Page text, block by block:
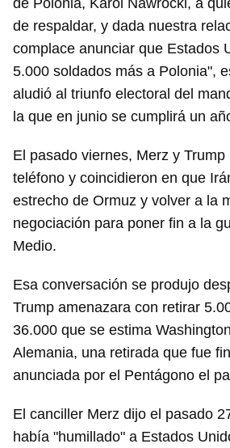
Guardar como favorito
Para poder guardar como favorito,
INICIAR SESIÓN
de Polonia, Karol Nawrocki, a
de respaldar, y dada nuestra
complace anunciar que Estados
5.000 soldados más a Polonia",
aludió al triunfo electoral del
la que en junio se cumplirá un
El pasado viernes, Merz y
teléfono y coincidieron en que
estrecho de Ormuz y volver a la
negociación para poner fin a la
Medio.
Esa conversación se produjo
Trump amenazara con retirar
36.000 que se estima
Alemania, una retirada que fue
anunciada por el Pentágono el
El canciller Merz dijo el pasado
había "humillado" a Estados